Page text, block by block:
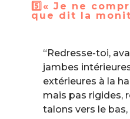
5️⃣« Je ne
que dit la
“Redresse-toi,
jambes
extérieures à la
mais pas rigides,
talons vers le